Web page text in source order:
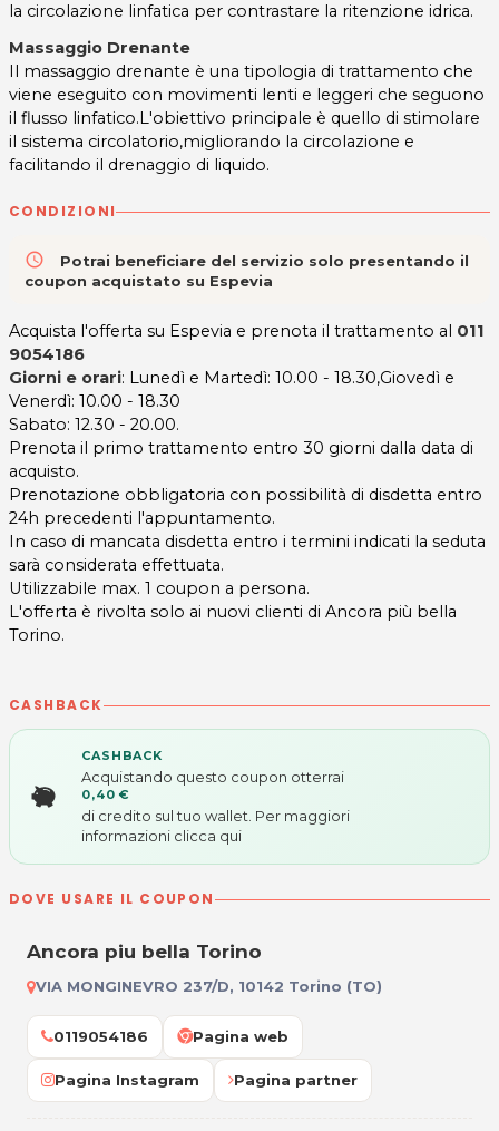
la circolazione linfatica per contrastare la ritenzione idrica.
Massaggio Drenante
Il massaggio drenante è una tipologia di trattamento che
viene eseguito con movimenti lenti e leggeri che seguono
il flusso linfatico.L'obiettivo principale è quello di stimolare
il sistema circolatorio,migliorando la circolazione e
facilitando il drenaggio di liquido.
CONDIZIONI
access_time
Potrai beneficiare del servizio solo presentando il
coupon acquistato su Espevia
Acquista l'offerta su Espevia e prenota il trattamento al 011
9054186
Giorni e orari: Lunedì e Martedì: 10.00 - 18.30,Giovedì e
Venerdì: 10.00 - 18.30
Sabato: 12.30 - 20.00.
Prenota il primo trattamento entro 30 giorni dalla data di
acquisto.
Prenotazione obbligatoria con possibilità di disdetta entro
24h precedenti l'appuntamento.
In caso di mancata disdetta entro i termini indicati la seduta
sarà considerata effettuata.
Utilizzabile max. 1 coupon a persona.
L'offerta è rivolta solo ai nuovi clienti di Ancora più bella
Torino.
CASHBACK
CASHBACK
Acquistando questo coupon otterrai
0,40 €
di credito sul tuo wallet. Per maggiori
informazioni clicca qui
DOVE USARE IL COUPON
Ancora piu bella Torino
VIA MONGINEVRO 237/D, 10142 Torino (TO)
0119054186 Pagina web
Pagina Instagram Pagina partner